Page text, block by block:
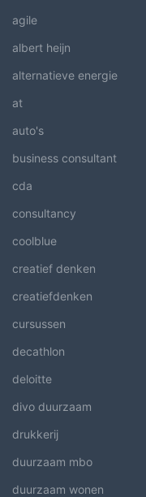
agile
albert heijn
alternatieve energie
at
auto's
business consultant
cda
consultancy
coolblue
creatief denken
creatiefdenken
cursussen
decathlon
deloitte
divo duurzaam
drukkerij
duurzaam mbo
duurzaam wonen